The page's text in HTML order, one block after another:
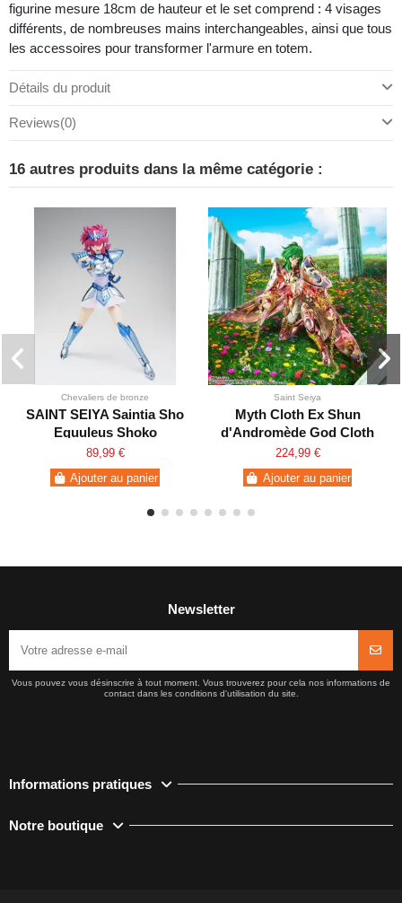
figurine mesure 18cm de hauteur et le set comprend : 4 visages
différents, de nombreuses mains interchangeables, ainsi que tous
les accessoires pour transformer l'armure en totem.
Détails du produit
Reviews(0)
16 autres produits dans la même catégorie :
Chevaliers de bronze
SAINT SEIYA Saintia Sho
Equuleus Shoko
89,99 €
Ajouter au panier
Saint Seiya
Myth Cloth Ex Shun
d'Andromède God Cloth
V4
224,99 €
Ajouter au panier
Newsletter
Vous pouvez vous désinscrire à tout moment. Vous trouverez pour cela nos informations de
contact dans les conditions d'utilisation du site.
Informations pratiques
Notre boutique